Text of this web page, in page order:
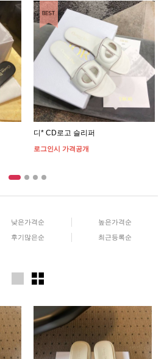
디* CD로고 슬리퍼
로그인시 가격공개
BEST ITEM
낮은가격순 높은가격순
후기많은순 최근등록순